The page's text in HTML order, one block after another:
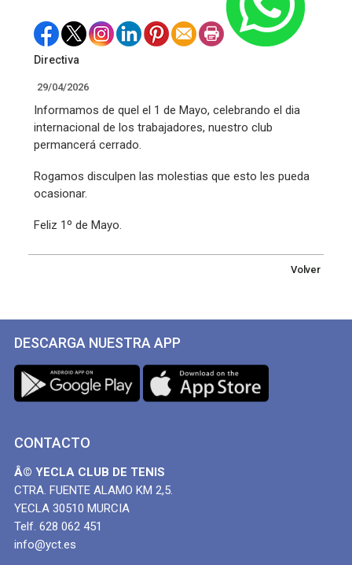
Directiva
29/04/2026
Informamos de quel el 1 de Mayo, celebrando el dia
internacional de los trabajadores, nuestro club
permancerá cerrado.
Rogamos disculpen las molestias que esto les pueda
ocasionar.
Feliz 1º de Mayo.
Volver
DESCARGA NUESTRA APP
CONTACTO
Â© YECLA CLUB DE TENIS
CTRA. FUENTE ALAMO KM 2,5.
YECLA 30510 MURCIA
Telf. 628 062 451
info@yct.es